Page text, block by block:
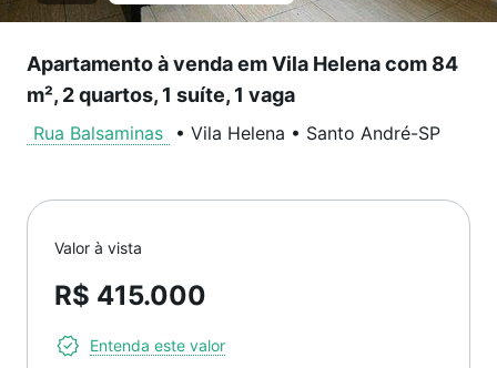
Apartamento à venda em Vila Helena com 84
m², 2 quartos, 1 suíte, 1 vaga
Rua Balsaminas • Vila Helena • Santo André-SP
Valor à vista
R$ 415.000
Entenda este valor